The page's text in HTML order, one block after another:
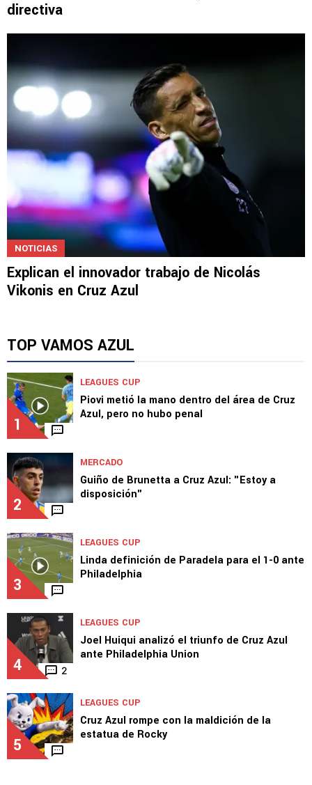
directiva
NOTICIAS
Explican el innovador trabajo de Nicolás
Vikonis en Cruz Azul
TOP VAMOS AZUL
1
LEAGUES CUP
Piovi metió la mano dentro del área de Cruz
Azul, pero no hubo penal
2
MERCADO
Guiño de Brunetta a Cruz Azul: "Estoy a
disposición"
3
LEAGUES CUP
Linda definición de Paradela para el 1-0 ante
Philadelphia
4 2
LEAGUES CUP
Joel Huiqui analizó el triunfo de Cruz Azul
ante Philadelphia Union
5
LEAGUES CUP
Cruz Azul rompe con la maldición de la
estatua de Rocky